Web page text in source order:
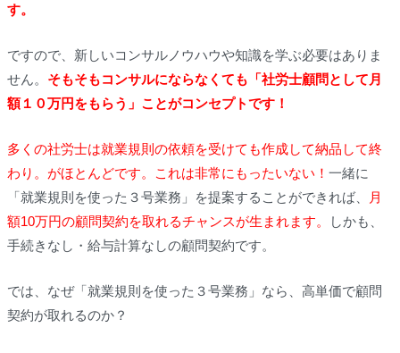
す。
ですので、新しいコンサルノウハウや知識を学ぶ必要はありま
せん。 そもそもコンサルにならなくても「社労士顧問として月
額１０万円をもらう」ことがコンセプトです！
多くの社労士は就業規則の依頼を受けても作成して納品して終
わり。がほとんどです。これは非常にもったいない！ 一緒に
「就業規則を使った３号業務」を提案することができれば、
月
額10万円の顧問契約を取れるチャンスが生まれます。
しかも、
手続きなし・給与計算なしの顧問契約です。
では、なぜ「就業規則を使った３号業務」なら、高単価で顧問
契約が取れるのか？